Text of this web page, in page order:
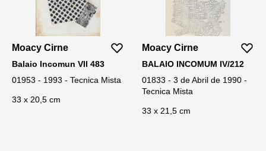
Moacy Cirne
Balaio Incomun VII 483
01953 - 1993 - Tecnica Mista
33 x 20,5 cm
Moacy Cirne
BALAIO INCOMUM IV/212
01833 - 3 de Abril de 1990 -
Tecnica Mista
33 x 21,5 cm